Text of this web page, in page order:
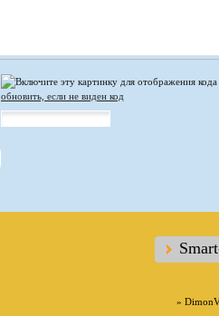
обновить, если не виден код
»